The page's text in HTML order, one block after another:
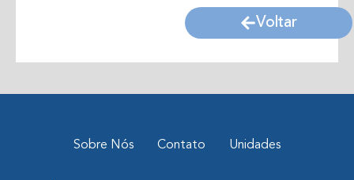
Voltar
Sobre Nós Contato Unidades